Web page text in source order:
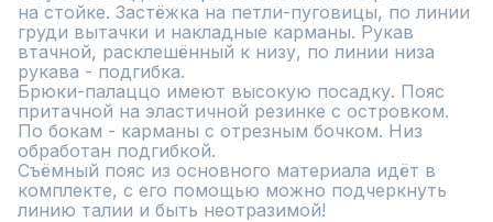
на стойке. Застёжка на петли-пуговицы, по линии
груди вытачки и накладные карманы. Рукав
втачной, расклешённый к низу, по линии низа
рукава - подгибка.
Брюки-палаццо имеют высокую посадку. Пояс
притачной на эластичной резинке с островком.
По бокам - карманы с отрезным бочком. Низ
обработан подгибкой.
Съёмный пояс из основного материала идёт в
комплекте, с его помощью можно подчеркнуть
линию талии и быть неотразимой!